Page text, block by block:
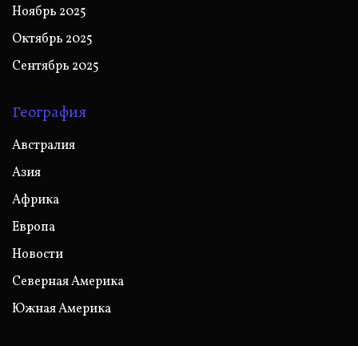
Ноябрь 2025
Октябрь 2025
Сентябрь 2025
География
Австралия
Азия
Африка
Европа
Новости
Северная Америка
Южная Америка